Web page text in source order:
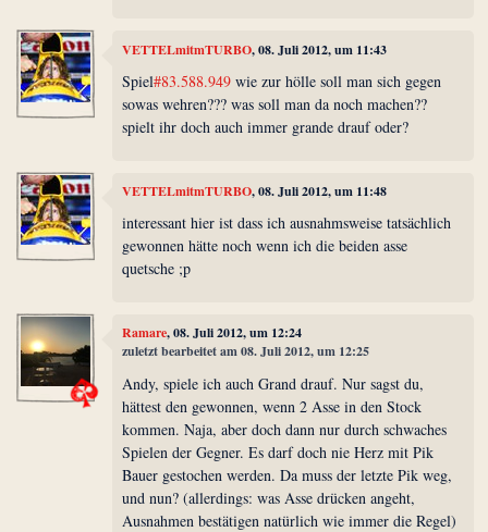
VETTELmitmTURBO, 08. Juli 2012, um 11:43
Spiel#83.588.949 wie zur hölle soll man sich gegen
sowas wehren??? was soll man da noch machen??
spielt ihr doch auch immer grande drauf oder?
VETTELmitmTURBO, 08. Juli 2012, um 11:48
interessant hier ist dass ich ausnahmsweise tatsächlich
gewonnen hätte noch wenn ich die beiden asse
quetsche ;p
Ramare, 08. Juli 2012, um 12:24
zuletzt bearbeitet am 08. Juli 2012, um 12:25
Andy, spiele ich auch Grand drauf. Nur sagst du,
hättest den gewonnen, wenn 2 Asse in den Stock
kommen. Naja, aber doch dann nur durch schwaches
Spielen der Gegner. Es darf doch nie Herz mit Pik
Bauer gestochen werden. Da muss der letzte Pik weg,
und nun? (allerdings: was Asse drücken angeht,
Ausnahmen bestätigen natürlich wie immer die Regel)